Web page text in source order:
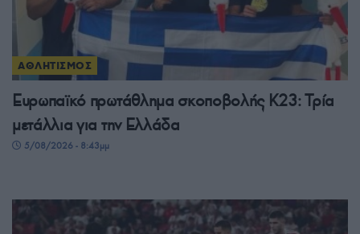
ΑΘΛΗΤΙΣΜΟΣ
Ευρωπαϊκό πρωτάθλημα σκοποβολής Κ23: Τρία
μετάλλια για την Ελλάδα
5/08/2026 - 8:43μμ